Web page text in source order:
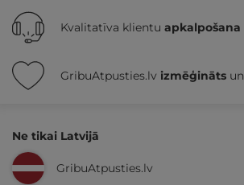
Kvalitatīva klientu apkalpošana
GribuAtpusties.lv izmēģināts un
Ne tikai Latvijā
GribuAtpusties.lv